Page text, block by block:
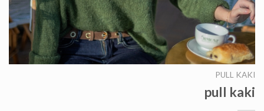
PULL KAKI
pull kaki